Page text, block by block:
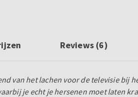
Reviews (6)
van het lachen voor de televisie bij
je echt je hersenen moet laten